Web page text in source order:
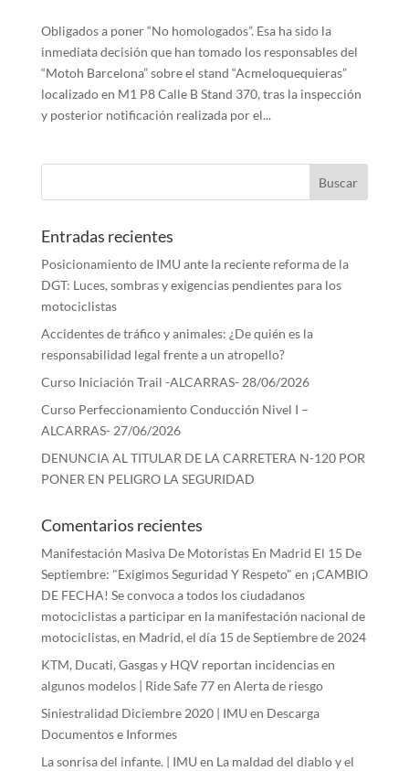
Obligados a poner “No homologados”. Esa ha sido la
inmediata decisión que han tomado los responsables del
“Motoh Barcelona” sobre el stand “Acmeloquequieras”
localizado en M1 P8 Calle B Stand 370, tras la inspección
y posterior notificación realizada por el...
Entradas recientes
Posicionamiento de IMU ante la reciente reforma de la
DGT: Luces, sombras y exigencias pendientes para los
motociclistas
Accidentes de tráfico y animales: ¿De quién es la
responsabilidad legal frente a un atropello?
Curso Iniciación Trail -ALCARRAS- 28/06/2026
Curso Perfeccionamiento Conducción Nivel I –
ALCARRAS- 27/06/2026
DENUNCIA AL TITULAR DE LA CARRETERA N-120 POR
PONER EN PELIGRO LA SEGURIDAD
Comentarios recientes
Manifestación Masiva De Motoristas En Madrid El 15 De
Septiembre: "Exigimos Seguridad Y Respeto" en ¡CAMBIO
DE FECHA! Se convoca a todos los ciudadanos
motociclistas a participar en la manifestación nacional de
motociclistas, en Madrid, el día 15 de Septiembre de 2024
KTM, Ducati, Gasgas y HQV reportan incidencias en
algunos modelos | Ride Safe 77en Alerta de riesgo
Siniestralidad Diciembre 2020 | IMU en Descarga
Documentos e Informes
La sonrisa del infante. | IMU en La maldad del diablo y el